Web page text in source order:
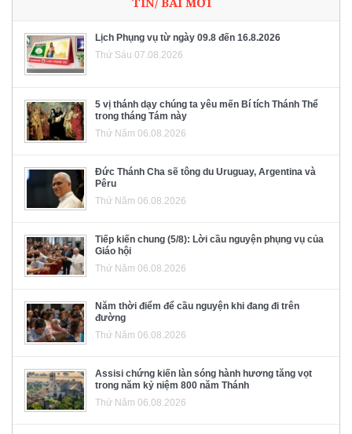
Lịch Phụng vụ từ ngày 09.8 đến 16.8.2026
Thứ Sáu 07.08.2026
5 vị thánh dạy chúng ta yêu mến Bí tích Thánh Thể
trong tháng Tám này
Thứ Năm 06.08.2026
Đức Thánh Cha sẽ tông du Uruguay, Argentina và
Pêru
Thứ Năm 06.08.2026
Tiếp kiến chung (5/8): Lời cầu nguyện phụng vụ của
Giáo hội
Thứ Năm 06.08.2026
Năm thời điểm để cầu nguyện khi đang đi trên
đường
Thứ Năm 06.08.2026
Assisi chứng kiến làn sóng hành hương tăng vọt
trong năm kỷ niệm 800 năm Thánh
Thứ Năm 06.08.2026